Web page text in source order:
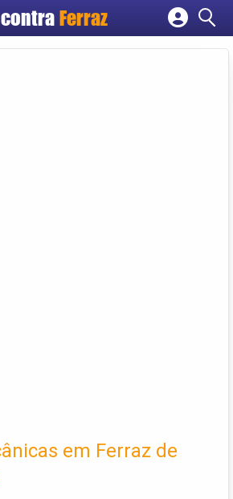
Ferraz
Cadastrar empresa
em Ferraz de